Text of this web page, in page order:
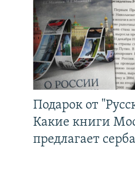
Подарок от
Какие книги
предлагает